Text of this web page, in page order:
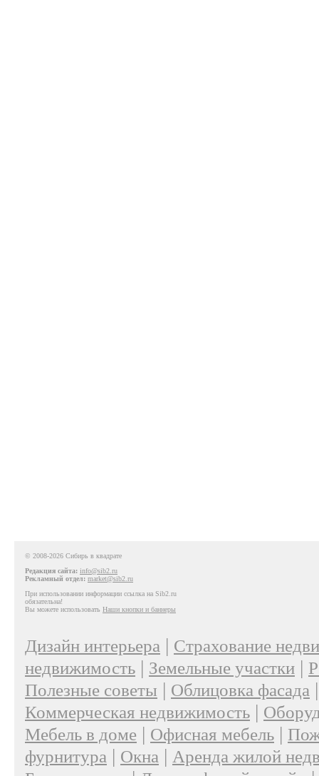
© 2008-2026 Сибирь в квадрате
Редакция сайта: info@sib2.ru
Рекламный отдел: market@sib2.ru
При использовании информации ссылка на Sib2.ru
обязательна!
Вы можете использовать Наши кнопки и баннеры
Дизайн интерьера | Страхование
недвижимость | Земельные участки |
Полезные советы | Облицовка фасада
Коммерческая недвижимость |
Мебель в доме | Офисная мебель |
фурнитура | Окна | Аренда жилой